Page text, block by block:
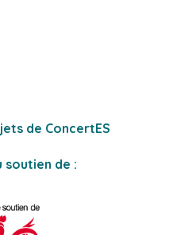
de ConcertES
soutien de :